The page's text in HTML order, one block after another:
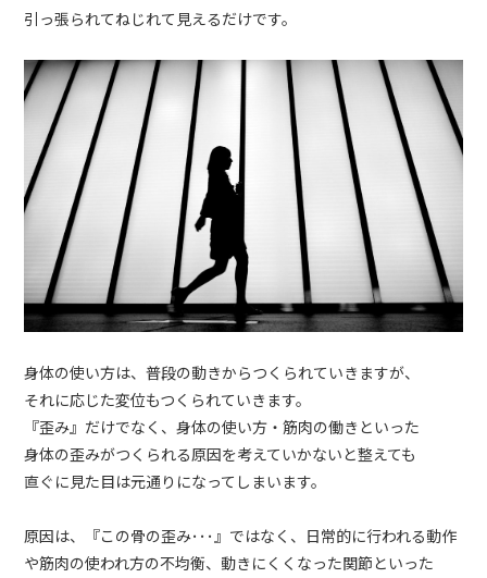
引っ張られてねじれて見えるだけです。
身体の使い方は、普段の動きからつくられていきますが、
それに応じた変位もつくられていきます。
『歪み』だけでなく、身体の使い方・筋肉の働きといった
身体の歪みがつくられる原因を考えていかないと整えても
直ぐに見た目は元通りになってしまいます。
原因は、『この骨の歪み･･･』ではなく、日常的に行われる動作
や筋肉の使われ方の不均衡、動きにくくなった関節といった